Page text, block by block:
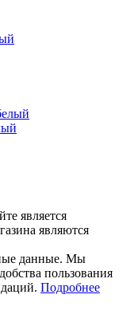
является
являются
данные. Мы
пользования
Подробнее